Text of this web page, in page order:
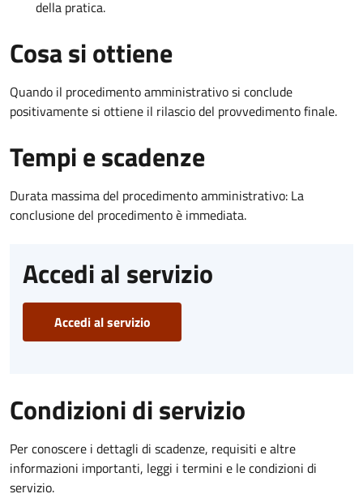
della pratica.
Cosa si ottiene
Quando il procedimento amministrativo si conclude
positivamente si ottiene il rilascio del provvedimento finale.
Tempi e scadenze
Durata massima del procedimento amministrativo: La
conclusione del procedimento è immediata.
Accedi al servizio
Accedi al servizio
Condizioni di servizio
Per conoscere i dettagli di scadenze, requisiti e altre
informazioni importanti, leggi i termini e le condizioni di
servizio.